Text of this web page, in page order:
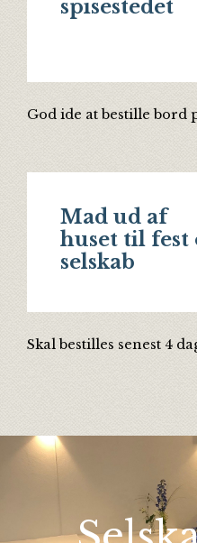
spisestedet
God ide at bestille bord
Mad ud af
huset til fest
selskab
Skal bestilles senest 4